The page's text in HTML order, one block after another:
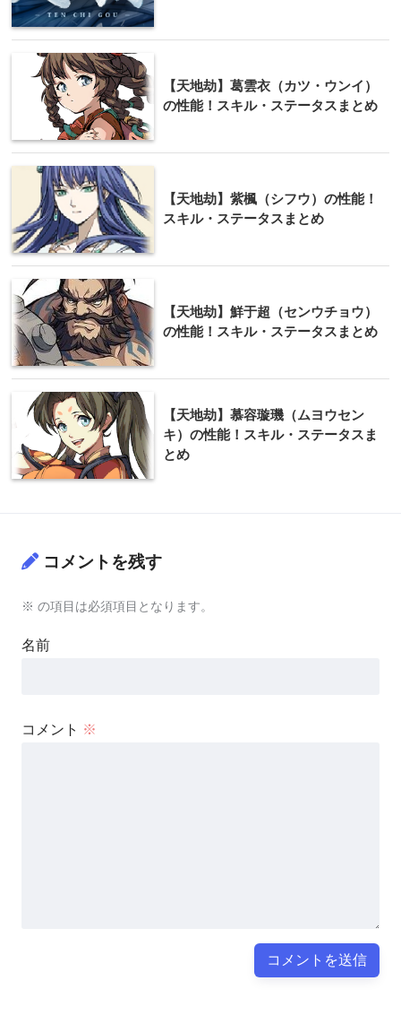
【天地劫】葛雲衣（カツ・ウンイ）
の性能！スキル・ステータスまとめ
【天地劫】紫楓（シフウ）の性能！
スキル・ステータスまとめ
【天地劫】鮮于超（センウチョウ）
の性能！スキル・ステータスまとめ
【天地劫】慕容璇璣（ムヨウセン
キ）の性能！スキル・ステータスま
とめ
コメントを残す
※ の項目は必須項目となります。
名前
コメント ※